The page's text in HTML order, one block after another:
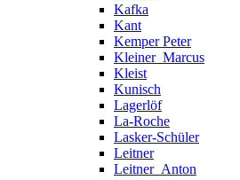
Kafka
Kant
Kemper Peter
Kleiner_Marcus
Kleist
Kunisch
Lagerlöf
La-Roche
Lasker-Schüler
Leitner
Leitner_Anton